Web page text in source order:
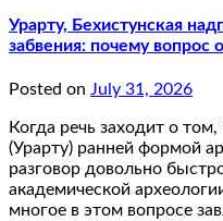
Урарту, Бехистунская
забвения: почему вопрос
Posted on July 31, 2026
Когда речь заходит о
(Урарту) ранней формой
разговор довольно
академической
многое в этом вопросе